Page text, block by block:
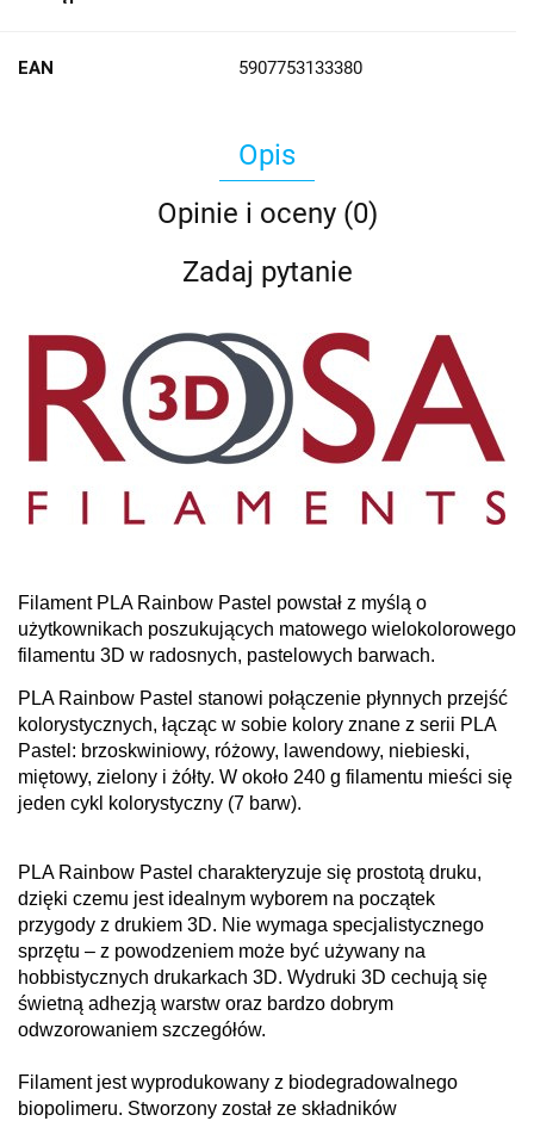
EAN 5907753133380
Opis
Opinie i oceny (0)
Zadaj pytanie
Filament PLA Rainbow Pastel powstał z myślą o
użytkownikach poszukujących matowego wielokolorowego
filamentu 3D w radosnych, pastelowych barwach.
PLA Rainbow Pastel stanowi połączenie płynnych przejść
kolorystycznych, łącząc w sobie kolory znane z serii PLA
Pastel: brzoskwiniowy, różowy, lawendowy, niebieski,
miętowy, zielony i żółty. W około 240 g filamentu mieści się
jeden cykl kolorystyczny (7 barw).
PLA Rainbow Pastel charakteryzuje się prostotą druku,
dzięki czemu jest idealnym wyborem na początek
przygody z drukiem 3D. Nie wymaga specjalistycznego
sprzętu – z powodzeniem może być używany na
hobbistycznych drukarkach 3D. Wydruki 3D cechują się
świetną adhezją warstw oraz bardzo dobrym
odwzorowaniem szczegółów.
Filament jest wyprodukowany z biodegradowalnego
biopolimeru. Stworzony został ze składników